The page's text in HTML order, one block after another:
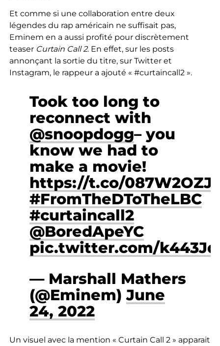
Et comme si une collaboration entre deux
légendes du rap américain ne suffisait pas,
Eminem en a aussi profité pour discrètement
teaser Curtain Call 2. En effet, sur les posts
annonçant la sortie du titre, sur Twitter et
Instagram, le rappeur a ajouté « #curtaincall2 ».
Took too long to
reconnect with
@snoopdogg– you
know we had to
make a movie!
https://t.co/
#FromTheDToTheLBC
#curtaincall2
@BoredApeYC
pic.twitter.com/
— Marshall Mathers
(@Eminem)June
24, 2022
Un visuel avec la mention « Curtain Call 2 » apparait